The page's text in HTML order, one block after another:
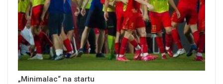
„Minimalac“ na startu